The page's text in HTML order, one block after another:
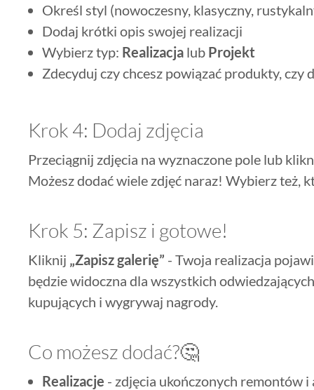
Określ styl (nowoczesny, klasyczny,
Dodaj krótki opis swojej realizacji
Wybierz typ: Realizacja lub Projekt
Zdecyduj czy chcesz powiązać produkty, czy
Krok 4: Dodaj zdjęcia
Przeciągnij zdjęcia na wyznaczone pole lub
Możesz dodać wiele zdjęć naraz! Wybierz też,
Krok 5: Zapisz i gotowe!
Kliknij „Zapisz galerię” - Twoja realizacja
będzie widoczna dla wszystkich
kupujących i wygrywaj nagrody.
Co możesz dodać?🤔
Realizacje - zdjęcia ukończonych remontów i